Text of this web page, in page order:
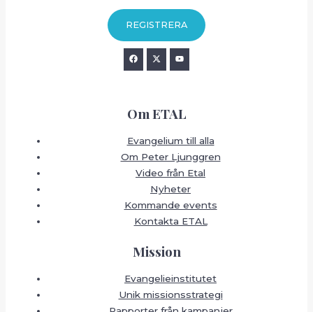
Om ETAL
Evangelium till alla
Om Peter Ljunggren
Video från Etal
Nyheter
Kommande events
Kontakta ETAL
Mission
Evangelieinstitutet
Unik missionsstrategi